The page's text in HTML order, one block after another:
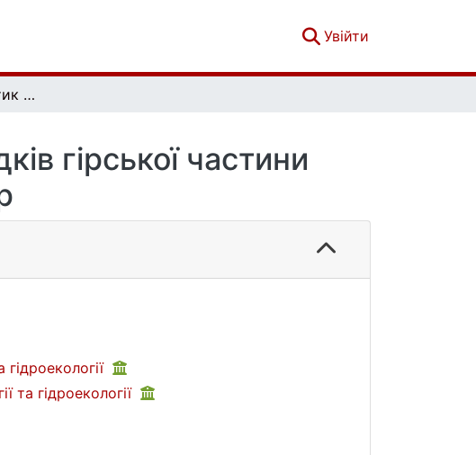
Увійти
Оцінка характеристик дощових паводків гірської частини басейну р. Дністер
гірської частини
гідроекології
та гідроекології